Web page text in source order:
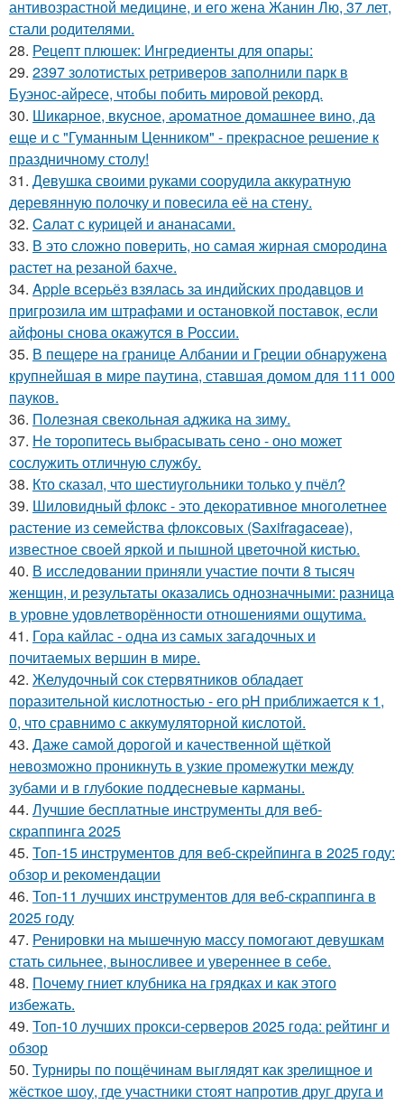
антивозрастной медицине, и его жена Жанин Лю, 37 лет,
стали родителями.
28. Рецепт плюшек: Ингредиенты для опары:
29. 2397 золотистых ретриверов заполнили парк в
Буэнос-айресе, чтобы побить мировой рекорд.
30. Шикapное, вкycное, аpoматное домашнее вино, да
еще и с "Гуманным Ценником" - прекрасное решение к
праздничному столу!
31. Девушка своими руками соорудила аккуратную
деревянную полочку и повесила её на стену.
32. Caлат с куpицeй и aнанасами.
33. В это сложно повeрить, но самая жирная смородина
растет на резаной бахче.
34. Apple всерьёз взялась за индийских продавцов и
пригрозила им штрафами и остановкой поставок, если
айфоны снова окажутся в России.
35. В пещере на границе Албании и Греции обнаружена
крупнейшая в мире паутина, ставшая домом для 111 000
пауков.
36. Полезная свекольная аджика на зиму.
37. Не торопитесь выбрасывать сено - оно может
сослужить отличную службу.
38. Кто сказал, что шестиугольники только у пчёл?
39. Шиловидный флокс - это декоративное многолетнее
растение из семейства флоксовых (Saxifragaceae),
известное своей яркой и пышной цветочной кистью.
40. В исследовании приняли участие почти 8 тысяч
женщин, и результаты оказались однозначными: разница
в уровне удовлетворённости отношениями ощутима.
41. Гора кайлас - одна из самых загадочных и
почитаемых вершин в мире.
42. Желудочный сок стервятников обладает
поразительной кислотностью - его pH приближается к 1,
0, что сравнимо с аккумуляторной кислотой.
43. Даже самой дорогой и качественной щёткой
невозможно проникнуть в узкие промежутки между
зубами и в глубокие поддесневые карманы.
44. Лучшие бесплатные инструменты для веб-
скраппинга 2025
45. Топ-15 инструментов для веб-скрейпинга в 2025 году:
обзор и рекомендации
46. Топ-11 лучших инструментов для веб-скраппинга в
2025 году
47. Ренировки на мышечную массу помогают девушкам
стать сильнее, выносливее и увереннее в себе.
48. Почему гниет клубника на грядках и как этого
избежать.
49. Топ-10 лучших прокси-серверов 2025 года: рейтинг и
обзор
50. Турниры по пощёчинам выглядят как зрелищное и
жёсткое шоу, где участники стоят напротив друг друга и